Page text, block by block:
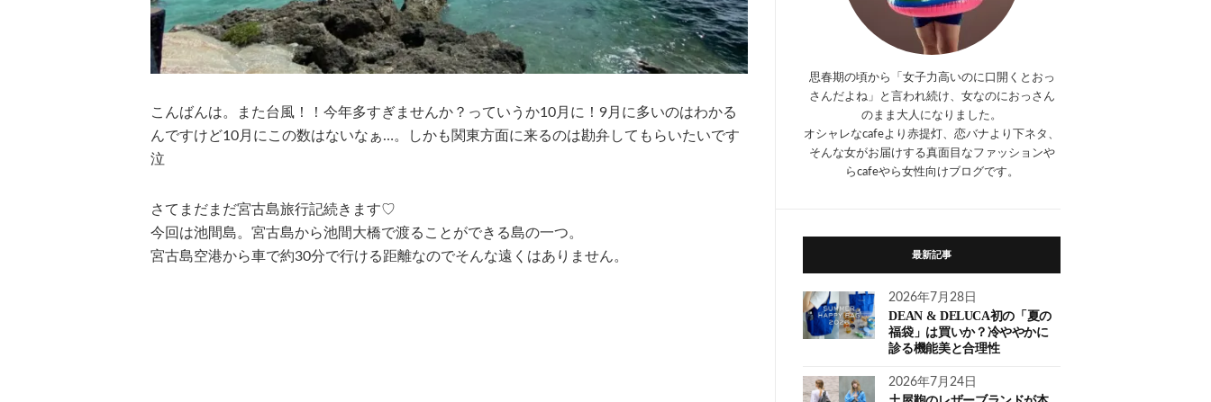
こんばんは。また台風！！今年多すぎませんか？っていうか10月に！9月に多いのはわかる
んですけど10月にこの数はないなぁ…。しかも関東方面に来るのは勘弁してもらいたいです
泣
さてまだまだ宮古島旅行記続きます♡
今回は池間島。宮古島から池間大橋で渡ることができる島の一つ。
宮古島空港から車で約30分で行ける距離なのでそんな遠くはありません。
思春期の頃から「女子力高いのに口開くとおっ
さんだよね」と言われ続け、女なのにおっさん
のまま大人になりました。
オシャレなcafeより赤提灯、恋バナより下ネタ、
そんな女がお届けする真面目なファッションや
らcafeやら女性向けブログです。
最新記事
2026年7月28日
DEAN & DELUCA初の「夏の
福袋」は買いか？冷ややかに
診る機能美と合理性
2026年7月24日